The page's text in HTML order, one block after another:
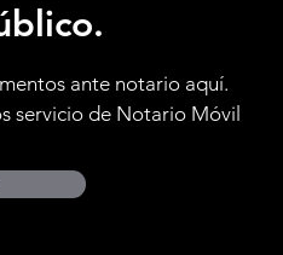
ante notario aquí.
servicio de Notario Móvil